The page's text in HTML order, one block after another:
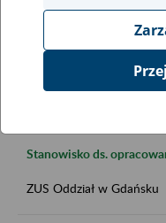
FILTRUJ
Stanowisko ds.
ZUS Oddział w Gdańsku